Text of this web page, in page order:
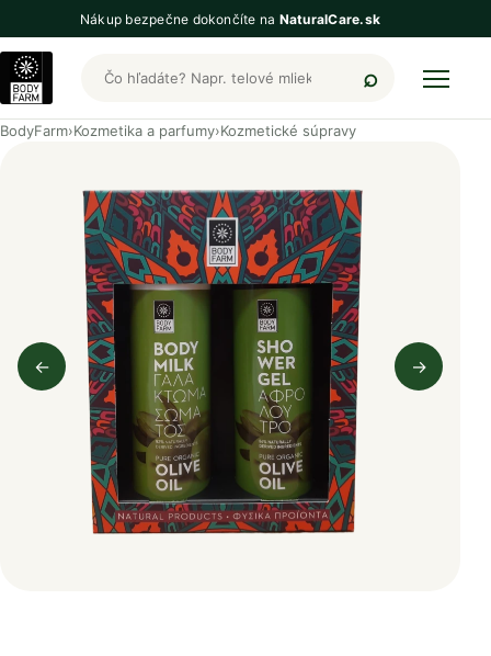
Nákup bezpečne dokončíte na NaturalCare.sk
Hľadať produkty BodyFarm
BodyFarm›Kozmetika a parfumy›Kozmetické súpravy
←
Predchádzajúci obrázok
→